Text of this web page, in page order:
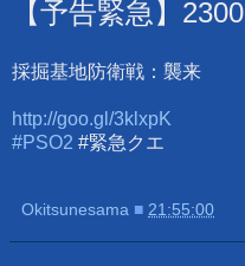
【予告緊急】2300
採掘基地防衛戦：襲来
http://goo.gl/3klxpK
#PSO2 #緊急クエ
Okitsunesama ■ 21:55:00